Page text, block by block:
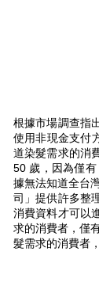
根據市場調查指
使用非現金支付
道染髮需求的消
50 歲，因為僅
據無法知道全台
司」提供許多整
消費資料才可以
求的消費者，僅
髮需求的消費者